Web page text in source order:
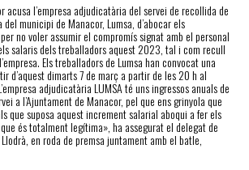
acusa l’empresa adjudicatària del servei de recollida de
municipi de Manacor, Lumsa, d’abocar els
no voler assumir el compromís signat amb el personal
salaris dels treballadors aquest 2023, tal i com recull
Els treballadors de Lumsa han convocat una
d’aquest dimarts 7 de març a partir de les 20 h al
adjudicatària LUMSA té uns ingressos anuals de
a l’Ajuntament de Manacor, pel que ens grinyola que
que suposa aquest increment salarial aboqui a fer els
és totalment legítima», ha assegurat el delegat de
en roda de premsa juntament amb el batle,